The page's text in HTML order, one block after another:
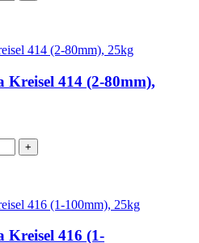
Kreisel 414 (2-80mm),
+
Kreisel 416 (1-